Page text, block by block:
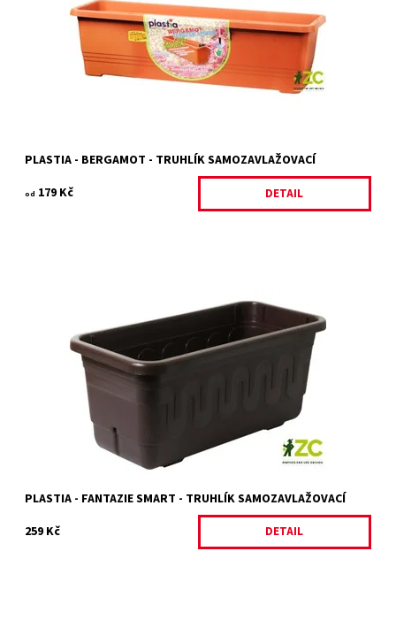
zalévat. Truhlík má...
Dostupnost:
Skladem 9 ks
26782/HNE
PLASTIA
PLASTIA - BERGAMOT - TRUHLÍK SAMOZAVLAŽOVACÍ
od 179 Kč DETAIL
Plastový truhlík vhodný při pěstování venkovních i pokojových
rostlin se samozavlažovacím systémem s trychtýřky a
hladinoměrem. Na 2 l vody a 6,5 l...
Dostupnost:
Skladem 1 ks
26776/HNE3
PLASTIA - FANTAZIE SMART - TRUHLÍK SAMOZAVLAŽOVACÍ
259 Kč
DETAIL